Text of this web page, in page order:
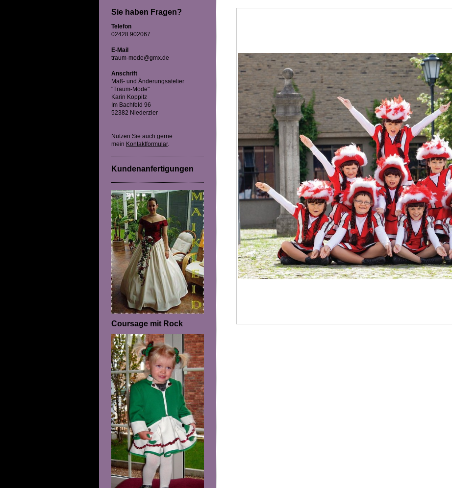
Sie haben Fragen?
Telefon
02428 902067
E-Mail
traum-mode@gmx.de
Anschrift
Maß- und Änderungsatelier
"Traum-Mode"
Karin Koppitz
Im Bachfeld 96
52382 Niederzier
Nutzen Sie auch gerne
mein Kontaktformular.
Kundenanfertigungen
Coursage mit Rock